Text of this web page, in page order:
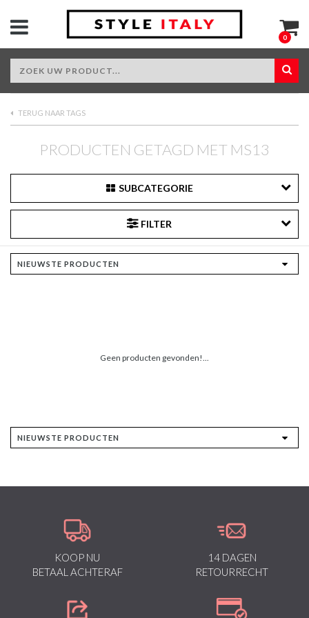
0
TERUG NAAR TAGS
PRODUCTEN GETAGD MET MS13
SUBCATEGORIE
FILTER
Geen producten gevonden!...
KOOP NU
BETAAL ACHTERAF
14 DAGEN
RETOURRECHT